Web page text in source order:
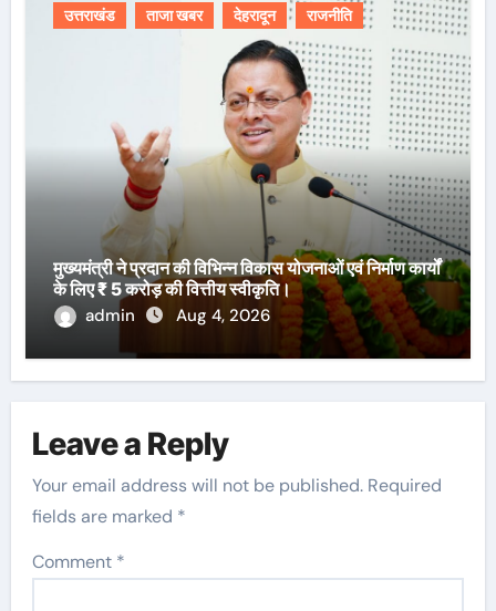
उत्तराखंड ताजा खबर देहरादून राजनीति
मुख्यमंत्री ने प्रदान की विभिन्न विकास योजनाओं एवं निर्माण कार्यों
के लिए ₹ 5 करोड़ की वित्तीय स्वीकृति।
admin
Aug 4, 2026
Leave a Reply
Your email address will not be published. Required
fields are marked *
Comment *